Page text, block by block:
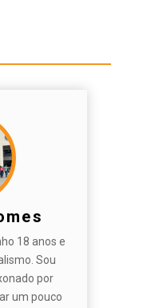
18 anos e
Sou
por
um pouco